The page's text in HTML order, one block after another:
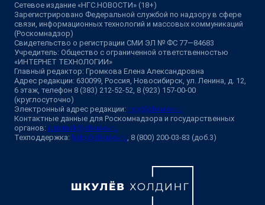
Сетевое издание «НГС.НОВОСТИ» (18+)
Зарегистрировано Федеральной службой по надзору в сфере
связи, информационных технологий и массовых коммуникаций
(Роскомнадзор)
Свидетельство о регистрации СМИ ЭЛ № ФС 77—84683
Учредитель: Общество с ограниченной ответственностью
«ИНТЕРНЕТ ТЕХНОЛОГИИ»
Главный редактор: Громкова Елена Александровна
Адрес редакции: 630099, Россия, Новосибирск, ул. Ленина, д. 12,
6 этаж, телефон 8 (383) 212-52-52, 8 (923) 157-00-00
(круглосуточно)
Электронный адрес редакции: ngs@shkulev.ru
Контактные данные для Роскомнадзора и государственных
органов: juristnsk@shkulev.ru
Техподдержка: help@shkulev.ru, 8 (800) 200-03-83 (доб.3)